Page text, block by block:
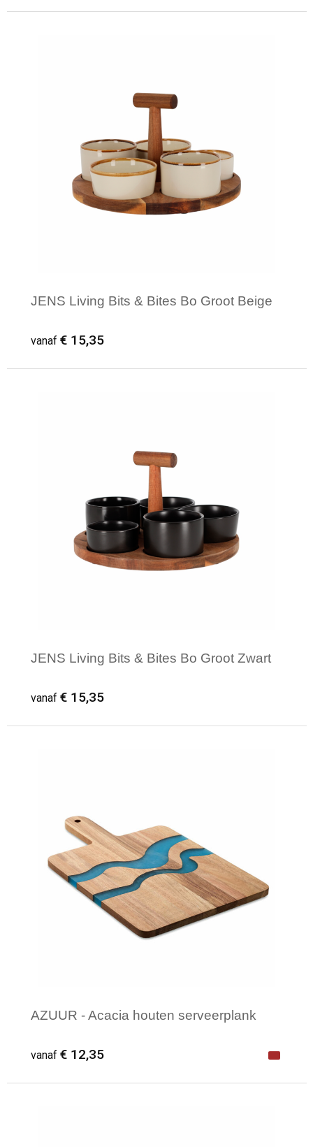
JENS Living Bits & Bites Bo Groot Beige
vanaf € 15,35
JENS Living Bits & Bites Bo Groot Zwart
vanaf € 15,35
AZUUR - Acacia houten serveerplank
vanaf € 12,35